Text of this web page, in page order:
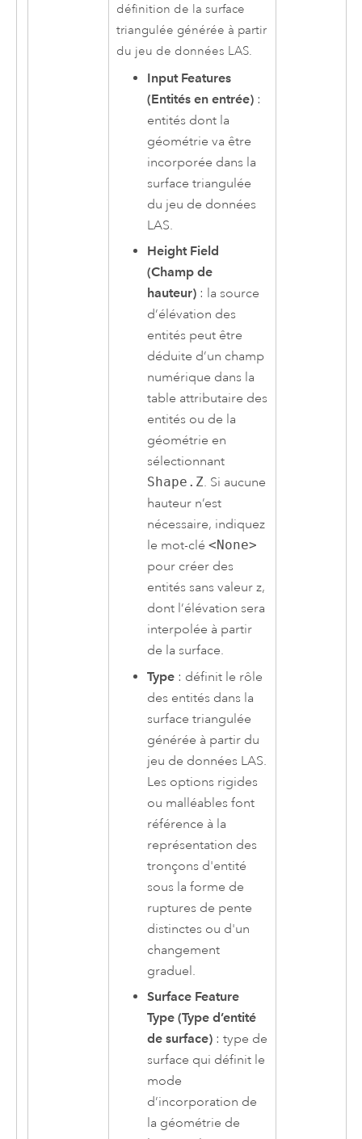
définition de la surface
triangulée générée à partir
du jeu de données LAS.
Input Features
(Entités en entrée) :
entités dont la
géométrie va être
incorporée dans la
surface triangulée
du jeu de données
LAS.
Height Field
(Champ de
hauteur) : la source
d’élévation des
entités peut être
déduite d’un champ
numérique dans la
table attributaire des
entités ou de la
géométrie en
sélectionnant
Shape.Z. Si aucune
hauteur n’est
nécessaire, indiquez
le mot-clé<None>
pour créer des
entités sans valeur z,
dont l’élévation sera
interpolée à partir
de la surface.
Type : définit le rôle
des entités dans la
surface triangulée
générée à partir du
jeu de données LAS.
Les options rigides
ou malléables font
référence à la
représentation des
tronçons d'entité
sous la forme de
ruptures de pente
distinctes ou d'un
changement
graduel.
Surface Feature
Type (Type d’entité
de surface) : type de
surface qui définit le
mode
d’incorporation de
la géométrie de